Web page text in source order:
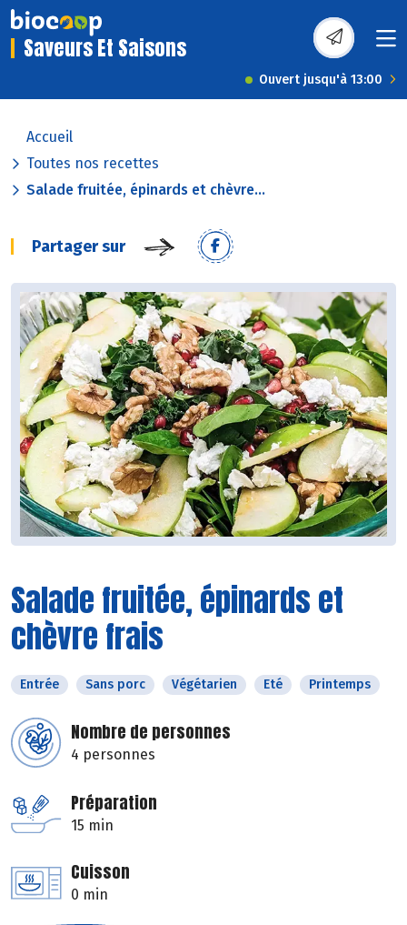
Saveurs Et Saisons
Ouvert jusqu'à 13:00
Accueil
Toutes nos recettes
Salade fruitée, épinards et chèvre...
Partager sur
Salade fruitée, épinards et
chèvre frais
Entrée Sans porc Végétarien Eté Printemps
Nombre de personnes
4 personnes
Préparation
15 min
Cuisson
0 min